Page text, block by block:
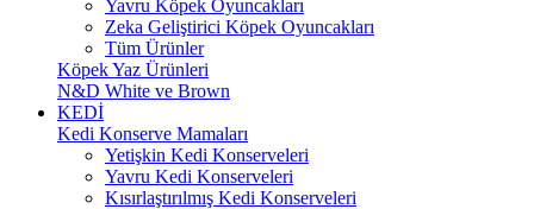
Yavru Köpek Oyuncakları
Zeka Geliştirici Köpek Oyuncakları
Tüm Ürünler
Köpek Yaz Ürünleri
N&D White ve Brown
KEDİ
Kedi Konserve Mamaları
Yetişkin Kedi Konserveleri
Yavru Kedi Konserveleri
Kısırlaştırılmış Kedi Konserveleri